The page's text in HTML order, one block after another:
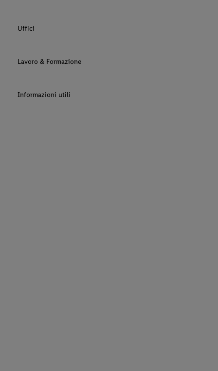
Uffici
Lavoro & Formazione
Informazioni utili